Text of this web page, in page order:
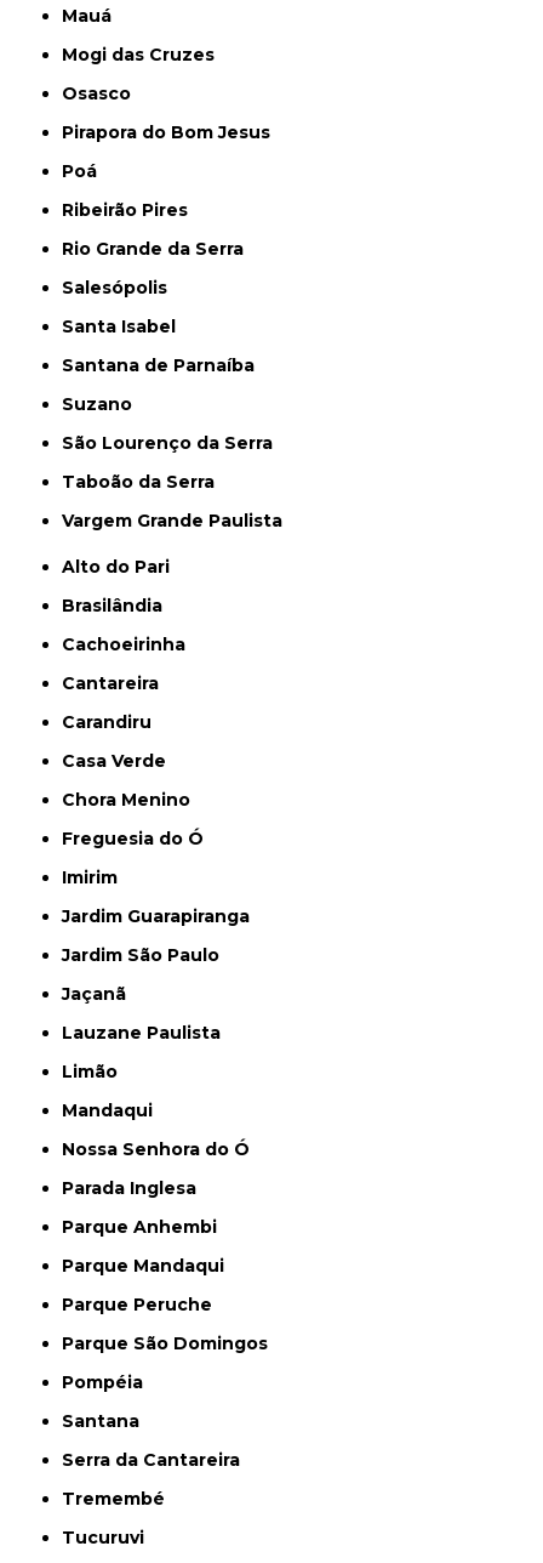
Mauá
Mogi das Cruzes
Osasco
Pirapora do Bom Jesus
Poá
Ribeirão Pires
Rio Grande da Serra
Salesópolis
Santa Isabel
Santana de Parnaíba
Suzano
São Lourenço da Serra
Taboão da Serra
Vargem Grande Paulista
Alto do Pari
Brasilândia
Cachoeirinha
Cantareira
Carandiru
Casa Verde
Chora Menino
Freguesia do Ó
Imirim
Jardim Guarapiranga
Jardim São Paulo
Jaçanã
Lauzane Paulista
Limão
Mandaqui
Nossa Senhora do Ó
Parada Inglesa
Parque Anhembi
Parque Mandaqui
Parque Peruche
Parque São Domingos
Pompéia
Santana
Serra da Cantareira
Tremembé
Tucuruvi